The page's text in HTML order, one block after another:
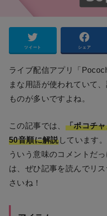
ツイート シェア
ライブ配信アプリ「
まな用語が使われていて
ものが多いですよね。
この記事では、 「ポコチ
50音順に解説しています
ういう意味のコメントだ
は、ぜひ記事を読んでリ
さいね！